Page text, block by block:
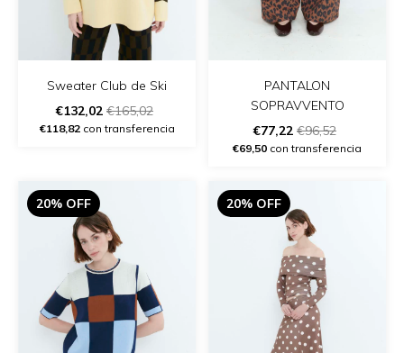
Sweater Club de Ski
€132,02 €165,02
€118,82con transferencia
PANTALON
SOPRAVVENTO
€77,22 €96,52
€69,50 con transferencia
20% OFF 20% OFF